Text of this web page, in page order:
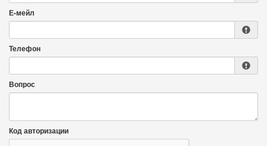
Е-мейл
Телефон
Вопрос
Код авторизации